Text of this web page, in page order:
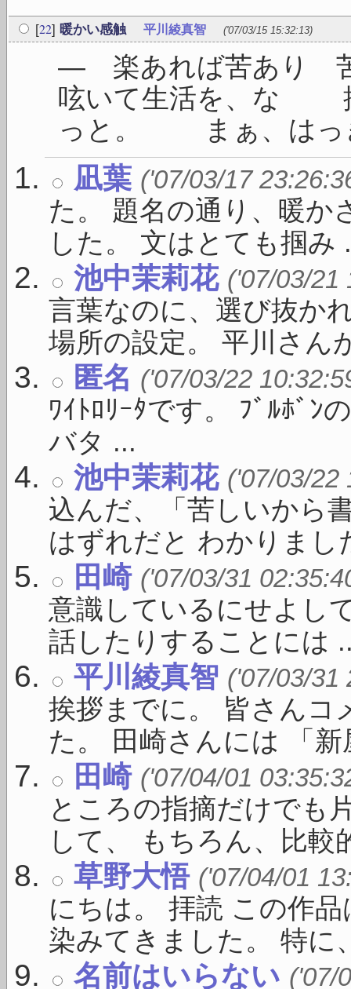
[22] 暖かい感触 平川綾真智 ('07/03/15 15:32:13)
― 楽あれば苦あり
呟いて生活を、な
っと。 まぁ、はっ
凪葉 ('07/03/17
た。 題名の通り、暖か
した。 文はとても掴み
池中茉莉花 ('07/03/21
言葉なのに、選び抜か
場所の設定。 平川さん
匿名 ('07/03/22
ﾜｲﾄﾛﾘｰﾀです。 ﾌﾞﾙﾎﾞﾝ
バタ ...
池中茉莉花 ('07/03/22
込んだ、「苦しいから
はずれだと わかりまし
田崎 ('07/03/31
意識しているにせよし
話したりすることには
平川綾真智 ('07/03/31
挨拶までに。 皆さんコ
た。 田崎さんには 「新
田崎 ('07/04/01
ところの指摘だけでも
して、 もちろん、比較
草野大悟 ('07/04/01
にちは。 拝読 この作
染みてきました。 特に
名前はいらない ('07/